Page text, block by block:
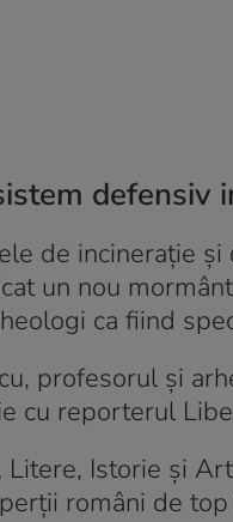
defensiv
de incinerație
un nou
ca fiind
profesorul și
cu reporterul
Litere, Istorie și
români de